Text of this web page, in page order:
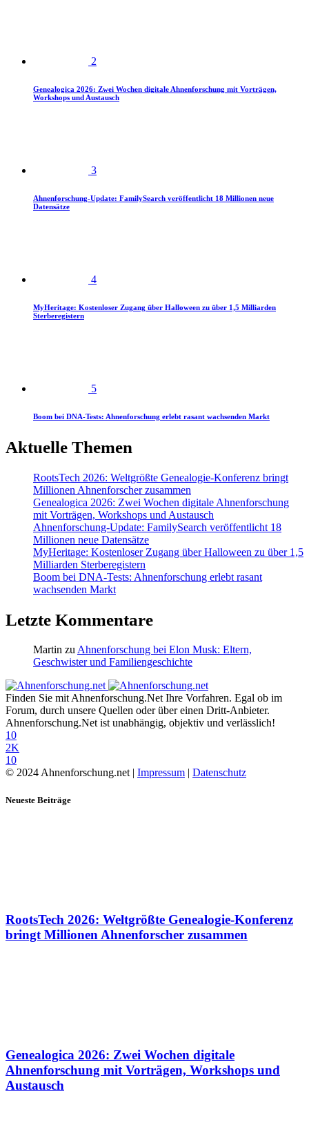
2
Genealogica 2026: Zwei Wochen digitale Ahnenforschung mit Vorträgen,
Workshops und Austausch
3
Ahnenforschung-Update: FamilySearch veröffentlicht 18 Millionen neue
Datensätze
4
MyHeritage: Kostenloser Zugang über Halloween zu über 1,5 Milliarden
Sterberegistern
5
Boom bei DNA-Tests: Ahnenforschung erlebt rasant wachsenden Markt
Aktuelle Themen
RootsTech 2026: Weltgrößte Genealogie-Konferenz bringt
Millionen Ahnenforscher zusammen
Genealogica 2026: Zwei Wochen digitale Ahnenforschung
mit Vorträgen, Workshops und Austausch
Ahnenforschung-Update: FamilySearch veröffentlicht 18
Millionen neue Datensätze
MyHeritage: Kostenloser Zugang über Halloween zu über 1,5
Milliarden Sterberegistern
Boom bei DNA-Tests: Ahnenforschung erlebt rasant
wachsenden Markt
Letzte Kommentare
Martin zu Ahnenforschung bei Elon Musk: Eltern,
Geschwister und Familiengeschichte
Finden Sie mit Ahnenforschung.Net Ihre Vorfahren. Egal ob im
Forum, durch unsere Quellen oder über einen Dritt-Anbieter.
Ahnenforschung.Net ist unabhängig, objektiv und verlässlich!
10
2K
10
© 2024 Ahnenforschung.net | Impressum | Datenschutz
Neueste Beiträge
RootsTech 2026: Weltgrößte Genealogie-Konferenz
bringt Millionen Ahnenforscher zusammen
Genealogica 2026: Zwei Wochen digitale
Ahnenforschung mit Vorträgen, Workshops und
Austausch